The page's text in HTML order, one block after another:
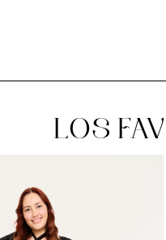
LOS